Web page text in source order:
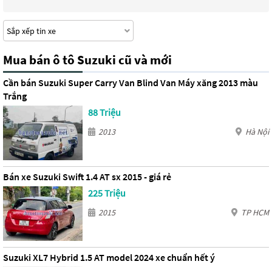
Mua bán ô tô Suzuki cũ và mới
Cần bán Suzuki Super Carry Van Blind Van Máy xăng 2013 màu
Trắng
88 Triệu
2013 Hà Nội
Bán xe Suzuki Swift 1.4 AT sx 2015 - giá rẻ
225 Triệu
2015 TP HCM
Suzuki XL7 Hybrid 1.5 AT model 2024 xe chuẩn hết ý